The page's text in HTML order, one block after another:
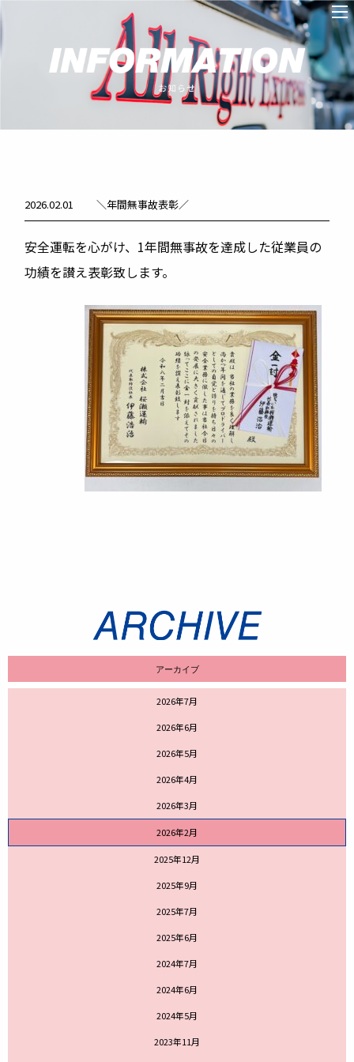
2026.02.01 ＼年間無事故表彰／
安全運転を心がけ、1年間無事故を達成した従業員の
功績を讃え表彰致します。
アーカイブ
2026年7月
2026年6月
2026年5月
2026年4月
2026年3月
2026年2月
2025年12月
2025年9月
2025年7月
2025年6月
2024年7月
2024年6月
2024年5月
2023年11月